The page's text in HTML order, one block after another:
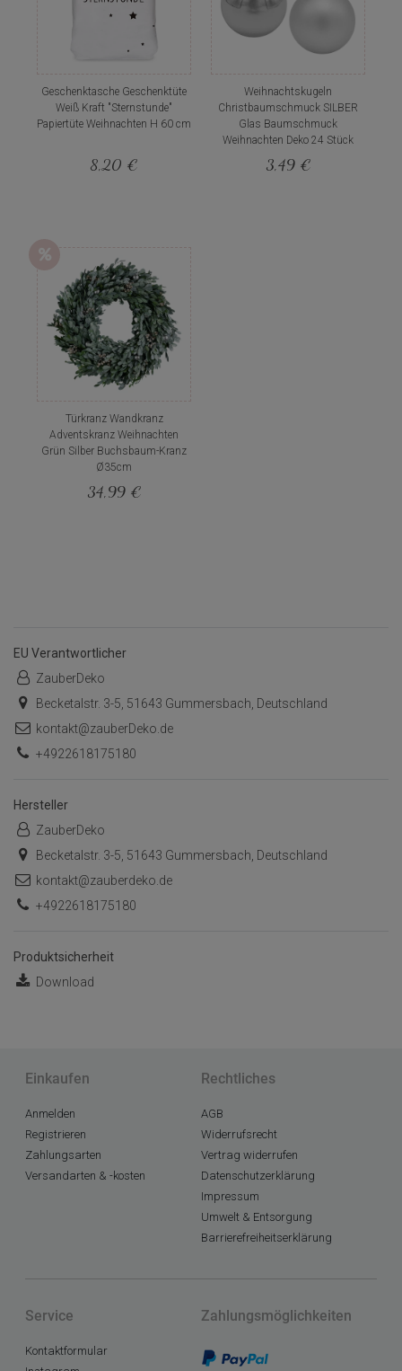
Geschenktasche Geschenktüte
Weiß Kraft "Sternstunde"
Papiertüte Weihnachten H 60 cm
8,20 €
Weihnachtskugeln
Christbaumschmuck SILBER
Glas Baumschmuck
Weihnachten Deko 24 Stück
3,49 €
Türkranz Wandkranz
Adventskranz Weihnachten
Grün Silber Buchsbaum-Kranz
Ø35cm
34,99 €
EU Verantwortlicher
ZauberDeko
Becketalstr. 3-5, 51643 Gummersbach, Deutschland
kontakt@zauberDeko.de
+4922618175180
Hersteller
ZauberDeko
Becketalstr. 3-5, 51643 Gummersbach, Deutschland
kontakt@zauberdeko.de
+4922618175180
Produktsicherheit
Download
Einkaufen
Anmelden
Registrieren
Zahlungsarten
Versandarten & -kosten
Rechtliches
AGB
Widerrufsrecht
Vertrag widerrufen
Datenschutzerklärung
Impressum
Umwelt & Entsorgung
Barrierefreiheitserklärung
Service
Kontaktformular
Zahlungsmöglichkeiten